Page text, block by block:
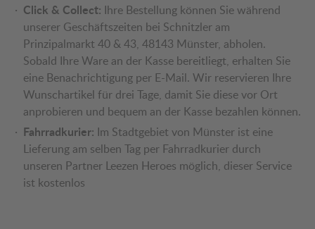
Click & Collect: Ihre Bestellung können Sie während
unserer Geschäftszeiten bei Schnitzler am
Prinzipalmarkt 40 & 43, 48143 Münster, abholen.
Sobald Ihre Ware an der Kasse bereitliegt, erhalten Sie
eine Benachrichtigung per E-Mail. Wir reservieren Ihre
Wunschartikel für drei Tage, damit Sie diese vor Ort
anprobieren und bequem an der Kasse bezahlen können.
Fahrradkurier: Im Stadtgebiet von Münster ist eine
Lieferung am selben Tag per Fahrradkurier durch
unseren Partner Leezen Heroes möglich, dieser Service
ist kostenlos